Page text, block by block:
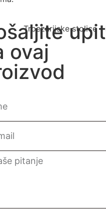
upit
ovaj